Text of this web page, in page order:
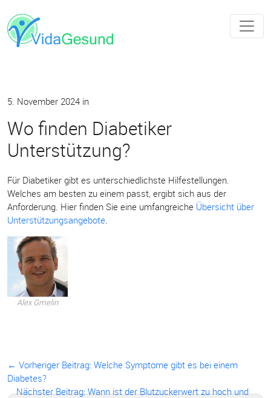
5. November 2024 in
Wo finden Diabetiker
Unterstützung?
Für Diabetiker gibt es unterschiedlichste Hilfestellungen.
Welches am besten zu einem passt, ergibt sich aus der
Anforderung. Hier finden Sie eine umfangreiche Übersicht über
Unterstützungsangebote.
Alex Gmelin
← Vorheriger Beitrag: Welche Symptome gibt es bei einem
Diabetes?
Nächster Beitrag: Wann ist der Blutzuckerwert zu hoch und